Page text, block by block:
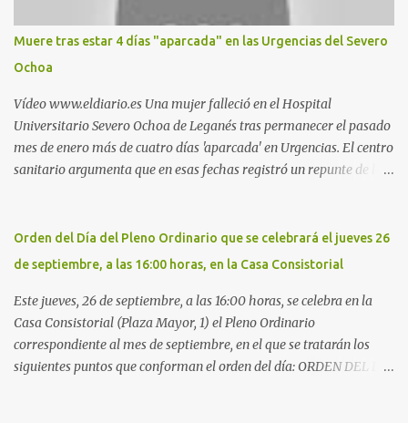
Nueva. Otro lugar: Escombrera de Polvoranca, entre Leganés y
Móstoles También en el parque de la Hispanidad, situado frente a
la Policía Local de Leganés de la calle Chile, 1, y junto al
cementerio de Butarque". Más información
Muere tras estar 4 días "aparcada" en las Urgencias del Severo
Ochoa
Vídeo www.eldiario.es Una mujer falleció en el Hospital
Universitario Severo Ochoa de Leganés tras permanecer el pasado
mes de enero más de cuatro días 'aparcada' en Urgencias. El centro
sanitario argumenta que en esas fechas registró un repunte de las
arritmia y agravamiento de su dolencia por culpa de un resfriado.
Por ello, la ingresaron a finales del año pasado en el Hospital
cama, en el pasillo, sin mantas y sin poder descansar. Su hija, que
ha denunciado el caso y que grabó un vídeo de la situación
extrema, aseguró que los pasillos estaban repletos de enfermos y
que faltaban médicos por las vacaciones de Navidad, además de
Orden del Día del Pleno Ordinario que se celebrará el jueves 26
de septiembre, a las 16:00 horas, en la Casa Consistorial
Este jueves, 26 de septiembre, a las 16:00 horas, se celebra en la
Casa Consistorial (Plaza Mayor, 1) el Pleno Ordinario
correspondiente al mes de septiembre, en el que se tratarán los
siguientes puntos que conforman el orden del día: ORDEN DEL DÍA